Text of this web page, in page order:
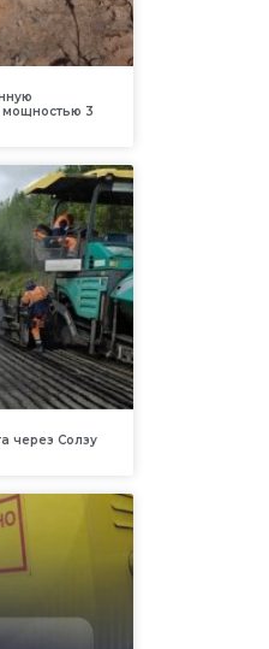
мощностью 3
через Солзу